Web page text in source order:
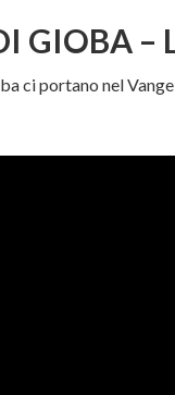
GIOBA –
ci portano nel